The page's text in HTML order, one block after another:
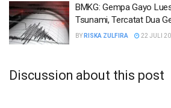
BMKG: Gempa Gayo
Tsunami, Tercatat Dua
BY RISKA ZULFIRA 22 JULI
Discussion about this post